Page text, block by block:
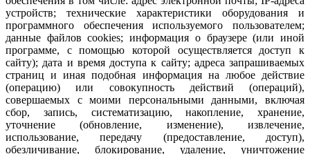
устройств; технические характеристики оборудования и
программного обеспечения используемого пользователем;
данные файлов cookies; информация о браузере (или иной
программе, с помощью которой осуществляется доступ к
сайту); дата и время доступа к сайту; адреса запрашиваемых
страниц и иная подобная информация на любое действие
(операцию) или совокупность действий (операций),
совершаемых с моими персональными данными, включая
сбор, запись, систематизацию, накопление, хранение,
уточнение (обновление, изменение), извлечение,
использование, передачу (предоставление, доступ),
обезличивание, блокирование, удаление, уничтожение